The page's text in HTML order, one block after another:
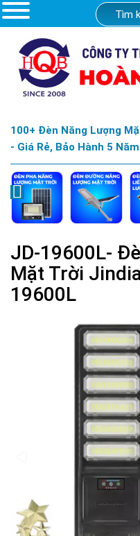
100+ Đèn Năng Lượng
- Giá Rẻ, Bảo Hành 5 Năm
JD-19600L-
Mặt Trời
19600L